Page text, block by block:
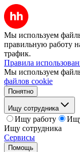
Мы используем
правильную работу
трафик.
Правила
Мы используем
файлов cookie
Понятно
Ищу сотрудника
Ищу работу
Ищу сотрудника
Сервисы
Помощь